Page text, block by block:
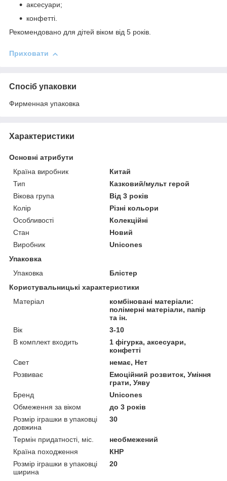
аксесуари;
конфетті.
Рекомендовано для дітей віком від 5 років.
Приховати
Спосіб упаковки
Фирменная упаковка
Характеристики
Основні атрибути
Країна виробник
Китай
Тип
Казковий/мульт герой
Вікова група
Від 3 років
Колір
Різні кольори
Особливості
Колекційні
Стан
Новий
Виробник
Unicones
Упаковка
Упаковка
Блістер
Користувальницькі характеристики
Матеріал
комбіновані матеріали:
полімерні матеріали, папір
та ін.
Вік
3-10
В комплект входить
1 фігурка, аксесуари,
конфетті
Свет
немає, Нет
Розвиває
Емоційний розвиток, Уміння
грати, Уяву
Бренд
Unicones
Обмеження за віком
до 3 років
Розмір іграшки в упаковці
довжина
30
Термін придатності, міс.
необмежений
Країна походження
КНР
Розмір іграшки в упаковці
ширина
20